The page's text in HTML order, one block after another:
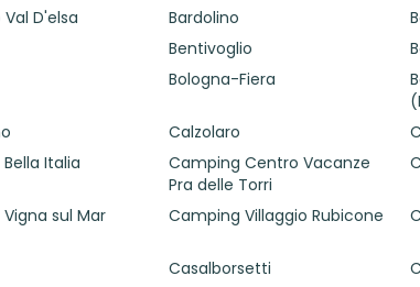
D'elsa Bardolino
Bentivoglio
Bologna-Fiera
Calzolaro
Italia
Camping Centro Vacanze
Pra delle Torri
sul Mar Camping Villaggio Rubicone
Casalborsetti